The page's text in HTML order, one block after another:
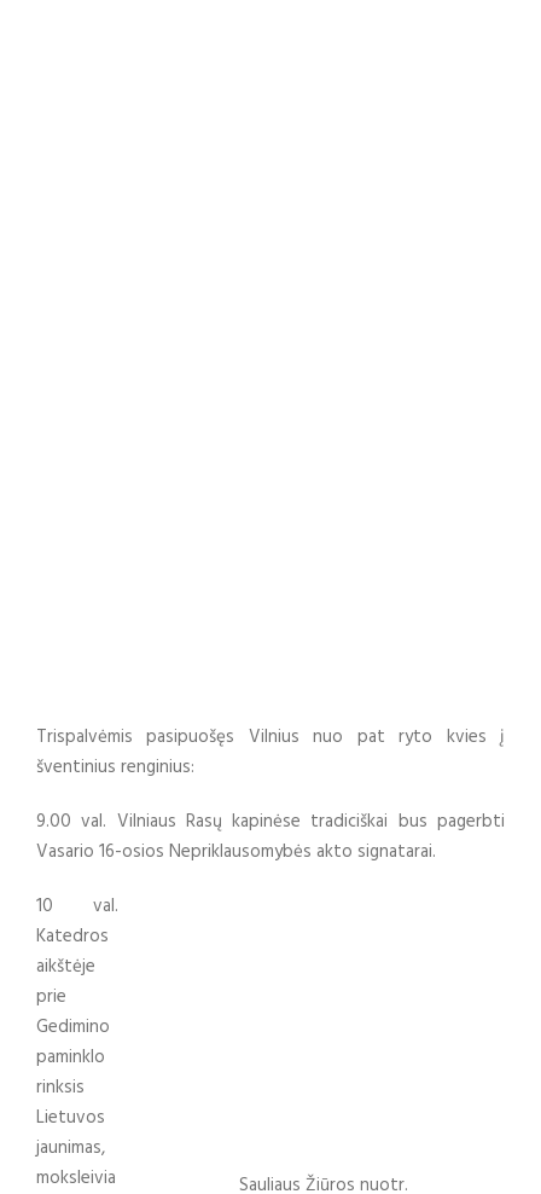
Trispalvėmis pasipuošęs Vilnius nuo pat ryto kvies į
šventinius renginius:
9.00 val. Vilniaus Rasų kapinėse tradiciškai bus pagerbti
Vasario 16-osios Nepriklausomybės akto signatarai.
Sauliaus Žiūros nuotr.
10 val.
Katedros
aikštėje
prie
Gedimino
paminklo
rinksis
Lietuvos
jaunimas,
moksleivia